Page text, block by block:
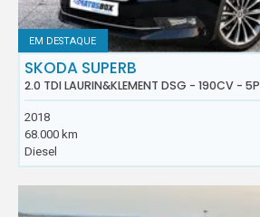
EM DESTAQUE
SKODA SUPERB
2.0 TDI LAURIN&KLEMENT DSG - 190CV - 5P
2018
68.000 km
Diesel